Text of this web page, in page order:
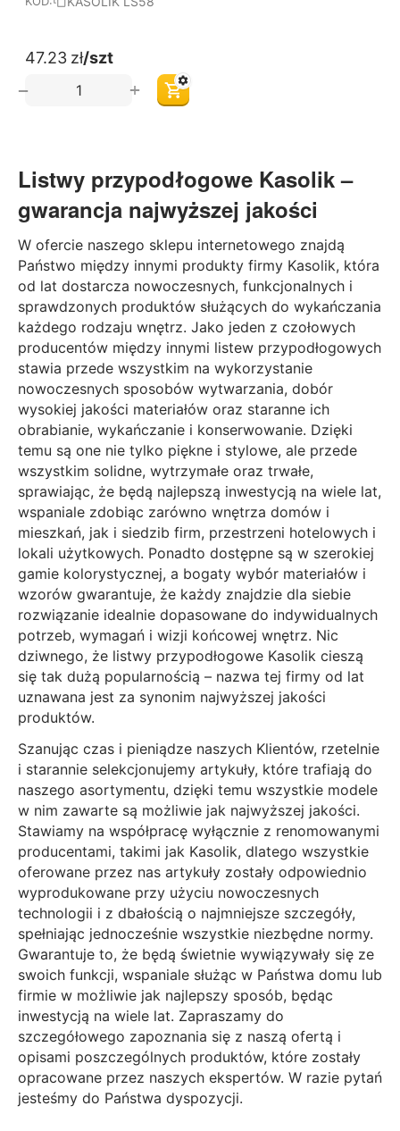
Listwy przypodłogowe Kasolik–
gwarancja najwyższej jakości
W ofercie naszego sklepu internetowego znajdą
Państwo między innymi produkty firmy Kasolik, która
od lat dostarcza nowoczesnych, funkcjonalnych i
sprawdzonych produktów służących do wykańczania
każdego rodzaju wnętrz. Jako jeden z czołowych
producentów między innymi listew przypodłogowych
stawia przede wszystkim na wykorzystanie
nowoczesnych sposobów wytwarzania, dobór
wysokiej jakości materiałów oraz staranne ich
obrabianie, wykańczanie i konserwowanie. Dzięki
temu są one nie tylko piękne i stylowe, ale przede
wszystkim solidne, wytrzymałe oraz trwałe,
sprawiając, że będą najlepszą inwestycją na wiele lat,
wspaniale zdobiąc zarówno wnętrza domów i
mieszkań, jak i siedzib firm, przestrzeni hotelowych i
lokali użytkowych. Ponadto dostępne są w szerokiej
gamie kolorystycznej, a bogaty wybór materiałów i
wzorów gwarantuje, że każdy znajdzie dla siebie
rozwiązanie idealnie dopasowane do indywidualnych
potrzeb, wymagań i wizji końcowej wnętrz. Nic
dziwnego, że listwy przypodłogowe Kasolik cieszą
się tak dużą popularnością – nazwa tej firmy od lat
uznawana jest za synonim najwyższej jakości
produktów.
Szanując czas i pieniądze naszych Klientów, rzetelnie
i starannie selekcjonujemy artykuły, które trafiają do
naszego asortymentu, dzięki temu wszystkie modele
w nim zawarte są możliwie jak najwyższej jakości.
Stawiamy na współpracę wyłącznie z renomowanymi
producentami, takimi jak Kasolik, dlatego wszystkie
oferowane przez nas artykuły zostały odpowiednio
wyprodukowane przy użyciu nowoczesnych
technologii i z dbałością o najmniejsze szczegóły,
spełniając jednocześnie wszystkie niezbędne normy.
Gwarantuje to, że będą świetnie wywiązywały się ze
swoich funkcji, wspaniale służąc w Państwa domu lub
firmie w możliwie jak najlepszy sposób, będąc
inwestycją na wiele lat. Zapraszamy do
szczegółowego zapoznania się z naszą ofertą i
opisami poszczególnych produktów, które zostały
opracowane przez naszych ekspertów. W razie pytań
jesteśmy do Państwa dyspozycji.
47.23 zł/szt
+
−